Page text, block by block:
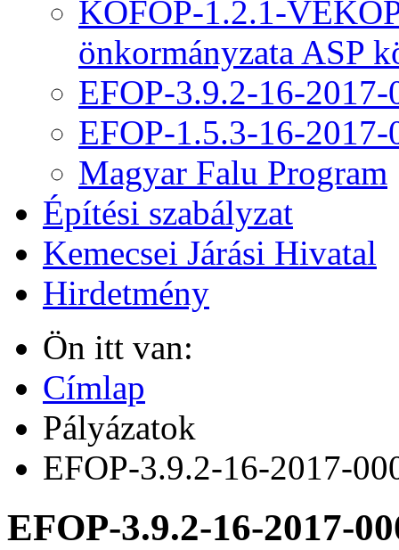
KÖFOP-1.2.1-
önkormányzata ASP
EFOP-3.9.2-16-2017-
EFOP-1.5.3-16-2017-
Magyar Falu Program
Építési szabályzat
Kemecsei Járási Hivatal
Hirdetmény
Ön itt van:
Címlap
Pályázatok
EFOP-3.9.2-16-2017-
EFOP-3.9.2-16-2017-